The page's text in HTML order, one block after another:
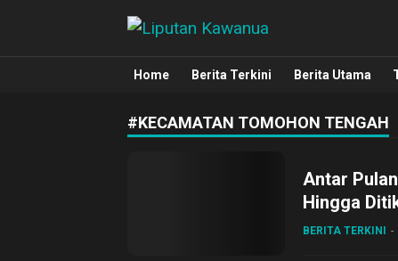
Liputan Kawanua
Berita Manado, Sulawesi Utara,
Home Berita Terkini Berita Utama
#KECAMATAN TOMOHON TENGAH
Antar
Hingga
BERITA TERKINI